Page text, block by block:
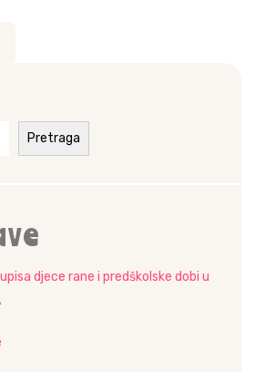
Pretraga
djece rane i predškolske dobi u